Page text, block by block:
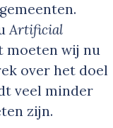
Artificial
moeten wij nu
over het doel
veel minder
zijn.